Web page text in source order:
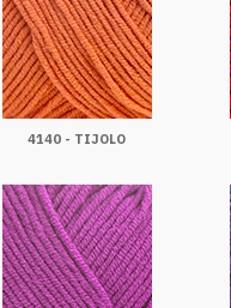
4140 - TIJOLO